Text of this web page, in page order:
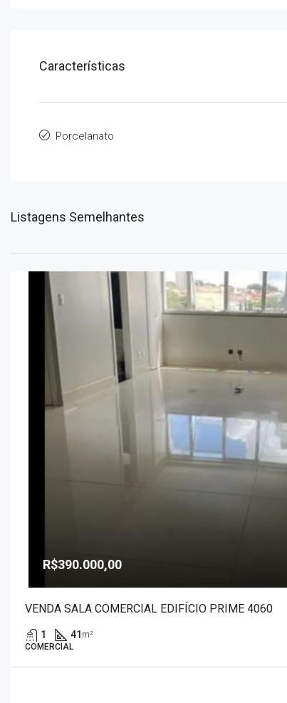
Características
Porcelanato
Listagens Semelhantes
R$390.000,00
VENDA SALA COMERCIAL EDIFÍCIO PRIME 4060
1 41 m²
COMERCIAL